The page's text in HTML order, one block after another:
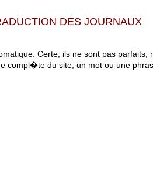
DES JOURNAUX
Certe, ils ne sont pas
compl�te du site, un mot ou une